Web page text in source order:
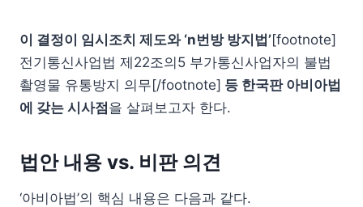
이 결정이 임시조치 제도와 ‘n번방 방지법’[footnote]
전기통신사업법 제22조의5 부가통신사업자의 불법
촬영물 유통방지 의무[/footnote] 등 한국판 아비아법
에 갖는 시사점을 살펴보고자 한다.
법안 내용 vs. 비판 의견
‘아비아법’의 핵심 내용은 다음과 같다.